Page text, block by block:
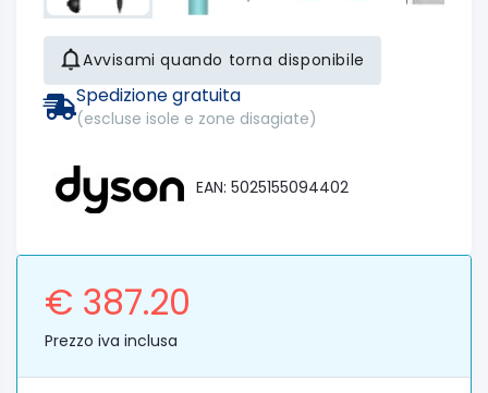
Avvisami quando torna disponibile
Spedizione gratuita
(escluse isole e zone disagiate)
EAN: 5025155094402
€ 387.20
Prezzo iva inclusa